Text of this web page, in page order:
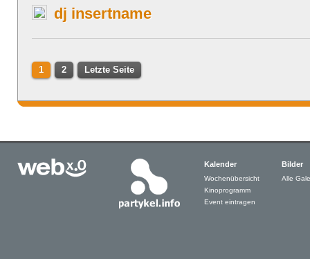
dj insertname
1 2 Letzte Seite
Kalender
Wochenübersicht
Kinoprogramm
Event eintragen
Bilder
Alle